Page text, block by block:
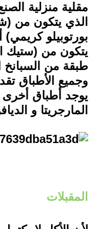
مقلية منزلية
الذي يتكون من
بورتوبيلو
يتكون من (ستيك
طبقة من السبانخ
وجميع الأطباق
يوجد أطباق أخرى
المارجريتا و
المقبلات